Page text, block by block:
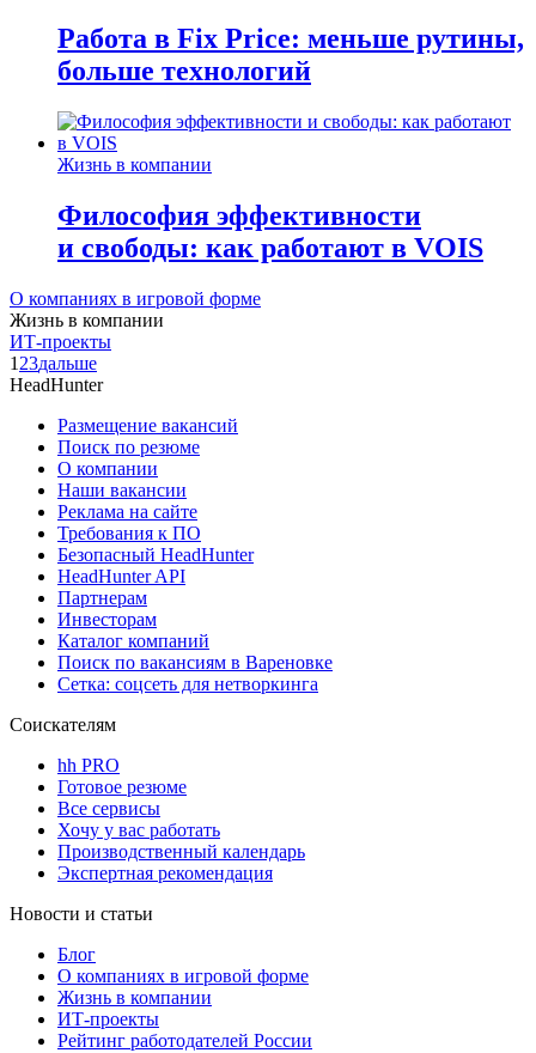
Работа в Fix Price: меньше рутины,
больше технологий
Жизнь в компании
Философия эффективности
и свободы: как работают в VOIS
О компаниях в игровой форме
Жизнь в компании
ИТ-проекты
1 23дальше
HeadHunter
Размещение вакансий
Поиск по резюме
О компании
Наши вакансии
Реклама на сайте
Требования к ПО
Безопасный HeadHunter
HeadHunter API
Партнерам
Инвесторам
Каталог компаний
Поиск по вакансиям в Вареновке
Сетка: соцсеть для нетворкинга
Соискателям
hh PRO
Готовое резюме
Все сервисы
Хочу у вас работать
Производственный календарь
Экспертная рекомендация
Новости и статьи
Блог
О компаниях в игровой форме
Жизнь в компании
ИТ-проекты
Рейтинг работодателей России